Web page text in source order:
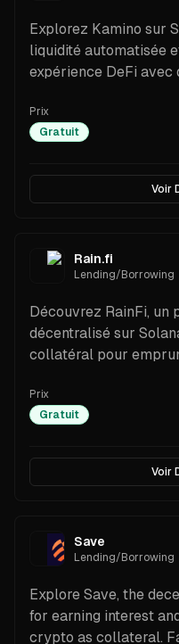
Explorez Kamino sur
liquidité automatisée
expérience DeFi
Prix
Gratuit
Voir
Rain.fi
Lending/Borrowing
Découvrez RainFi, un
décentralisé sur
collatéral pour
simplicité.
Prix
Gratuit
Voir
Save
Lending/Borrowing
Explore Save, the
for earning interest
crypto as collateral.